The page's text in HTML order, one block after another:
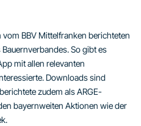
BBV Mittelfranken berichteten
So gibt es
mit allen relevanten
Downloads sind
zudem als ARGE-
bayernweiten Aktionen wie der